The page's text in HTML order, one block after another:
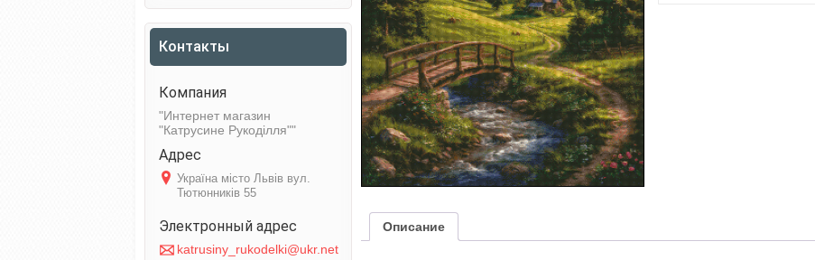
Описание
Контакты
Интернет магазин
"Катрусине Рукоділля"
Україна місто Львів вул.
Тютюнників 55
katrusiny_rukodelki@ukr.net